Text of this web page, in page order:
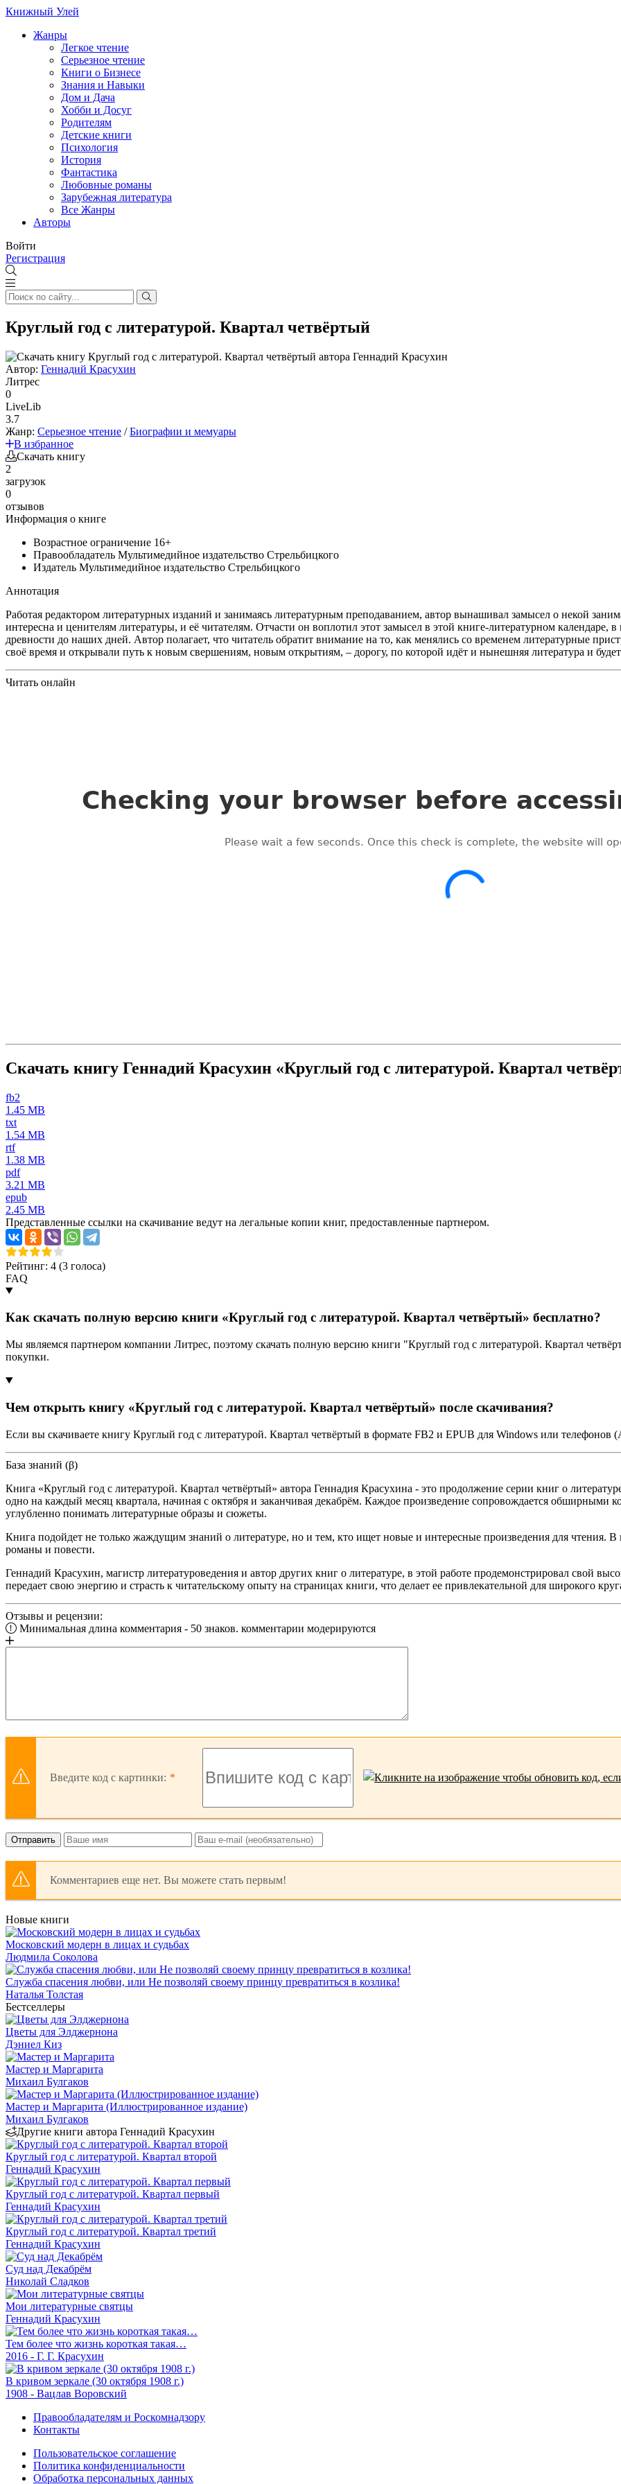
Книжный Улей
Жанры
Легкое чтение
Серьезное чтение
Книги о Бизнесе
Знания и Навыки
Дом и Дача
Хобби и Досуг
Родителям
Детские книги
Психология
История
Фантастика
Любовные романы
Зарубежная литература
Все Жанры
Авторы
Войти
Регистрация
Круглый год с литературой. Квартал четвёртый
Автор: Геннадий Красухин
Литрес
0
LiveLib
3.7
Жанр: Серьезное чтение /Биографии и мемуары
В избранное
Скачать книгу
2
загрузок
0
отзывов
Информация о книге
Возрастное ограничение 16+
Правообладатель Мультимедийное издательство Стрельбицкого
Издатель Мультимедийное издательство Стрельбицкого
Аннотация
Работая редактором литературных изданий и занимаясь литературным преподаванием, автор вынашивал замысел о некой
интересна и ценителям литературы, и её читателям. Отчасти он воплотил этот замысел в этой книге-литературном календаре,
древности до наших дней. Автор полагает, что читатель обратит внимание на то, как менялись со временем литературные
своё время и открывали путь к новым свершениям, новым открытиям, – дорогу, по которой идёт и нынешняя литература и
Читать онлайн
Скачать книгу Геннадий Красухин «Круглый год с литературой. Квартал
fb2
1.45 MB
txt
1.54 MB
rtf
1.38 MB
pdf
3.21 MB
epub
2.45 MB
Представленные ссылки на скачивание ведут на легальные копии книг, предоставленные партнером.
Рейтинг: 4 (3 голоса)
FAQ
Как скачать полную версию книги «Круглый год с литературой. Квартал четвёртый» бесплатно?
Мы являемся партнером компании Литрес, поэтому скачать полную версию книги "Круглый год с литературой. Квартал
покупки.
Чем открыть книгу «Круглый год с литературой. Квартал четвёртый» после скачивания?
Если вы скачиваете книгу Круглый год с литературой. Квартал четвёртый в формате FB2 и EPUB для Windows или телефонов
База знаний (β)
Книга «Круглый год с литературой. Квартал четвёртый» автора Геннадия Красухина - это продолжение серии книг о
одно на каждый месяц квартала, начиная с октября и заканчивая декабрём. Каждое произведение сопровождается обширными
углубленно понимать литературные образы и сюжеты.
Книга подойдет не только жаждущим знаний о литературе, но и тем, кто ищет новые и интересные произведения для чтения. В
романы и повести.
Геннадий Красухин, магистр литературоведения и автор других книг о литературе, в этой работе продемонстрировал свой
передает свою энергию и страсть к читательскому опыту на страницах книги, что делает ее привлекательной для широкого
Отзывы и рецензии:
Минимальная длина комментария - 50 знаков. комментарии модерируются
Введите код с картинки:
Отправить
Комментариев еще нет. Вы можете стать первым!
Новые книги
Московский модерн в лицах и судьбах
Людмила Соколова
Служба спасения любви, или Не позволяй своему принцу превратиться в козлика!
Наталья Толстая
Бестселлеры
Цветы для Элджернона
Дэниел Киз
Мастер и Маргарита
Михаил Булгаков
Мастер и Маргарита (Иллюстрированное издание)
Михаил Булгаков
Другие книги автора Геннадий Красухин
Круглый год с литературой. Квартал второй
Геннадий Красухин
Круглый год с литературой. Квартал первый
Геннадий Красухин
Круглый год с литературой. Квартал третий
Геннадий Красухин
Суд над Декабрём
Николай Сладков
Мои литературные святцы
Геннадий Красухин
Тем более что жизнь короткая такая…
2016 - Г. Г. Красухин
В кривом зеркале (30 октября 1908 г.)
1908 - Вацлав Воровский
Правообладателям и Роскомнадзору
Контакты
Пользовательское соглашение
Политика конфиденциальности
Обработка персональных данных